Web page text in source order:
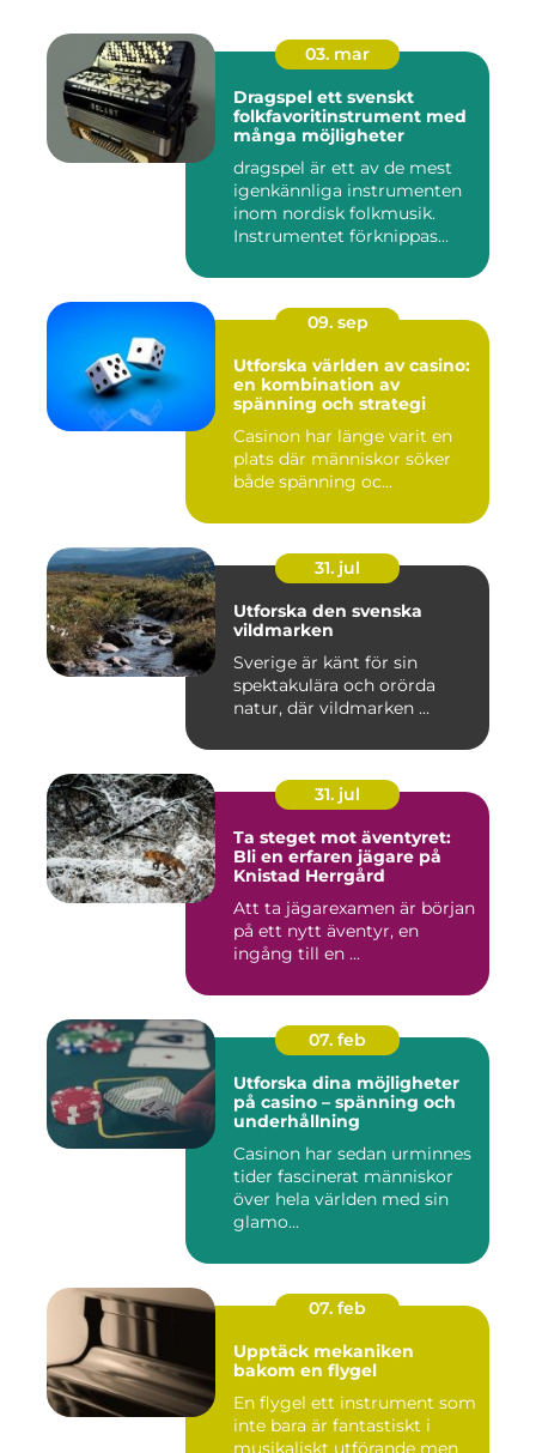
03. mar
Dragspel ett svenskt
folkfavoritinstrument med
många möjligheter
dragspel är ett av de mest
igenkännliga instrumenten
inom nordisk folkmusik.
Instrumentet förknippas...
09. sep
Utforska världen av casino:
en kombination av
spänning och strategi
Casinon har länge varit en
plats där människor söker
både spänning oc...
31. jul
Utforska den svenska
vildmarken
Sverige är känt för sin
spektakulära och orörda
natur, där vildmarken ...
31. jul
Ta steget mot äventyret:
Bli en erfaren jägare på
Knistad Herrgård
Att ta jägarexamen är början
på ett nytt äventyr, en
ingång till en ...
07. feb
Utforska dina möjligheter
på casino – spänning och
underhållning
Casinon har sedan urminnes
tider fascinerat människor
över hela världen med sin
glamo...
07. feb
Upptäck mekaniken
bakom en flygel
En flygel ett instrument som
inte bara är fantastiskt i
musikaliskt utförande men